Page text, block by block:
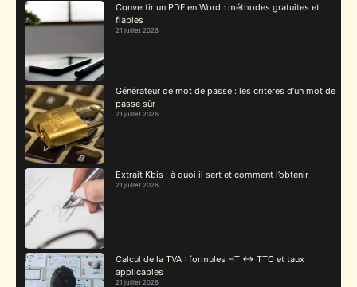
Convertir un PDF en Word : méthodes gratuites et
fiables
21 juillet 2026
Générateur de mot de passe : les critères d’un mot de
passe sûr
21 juillet 2026
Extrait Kbis : à quoi il sert et comment l’obtenir
21 juillet 2026
Calcul de la TVA : formules HT ↔ TTC et taux
applicables
21 juillet 2026